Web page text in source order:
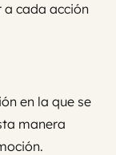
cada acción
en la que se
manera